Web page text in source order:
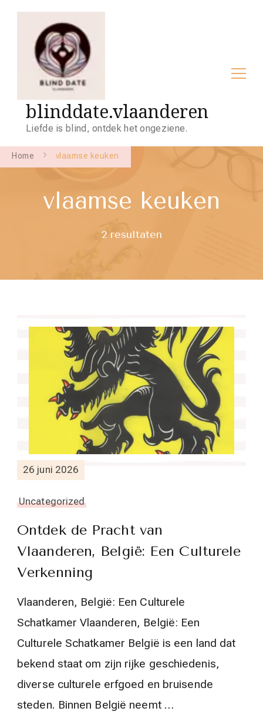
blinddate.vlaanderen
Liefde is blind, ontdek het ongeziene.
Home vlaamse keuken
vlaamse keuken
2 resultaten
26 juni 2026
Uncategorized
Ontdek de Pracht van
Vlaanderen, België: Een Culturele
Verkenning
Vlaanderen, België: Een Culturele
Schatkamer Vlaanderen, België: Een
Culturele Schatkamer België is een land dat
bekend staat om zijn rijke geschiedenis,
diverse culturele erfgoed en bruisende
steden. Binnen België neemt …